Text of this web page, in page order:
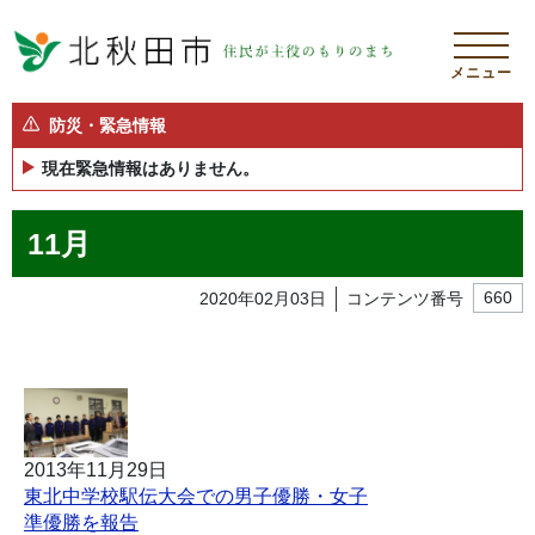
メニュー
防災・緊急情報
現在緊急情報はありません。
11月
2020年02月03日 コンテンツ番号 660
2013年11月29日
東北中学校駅伝大会での男子優勝・女子
準優勝を報告